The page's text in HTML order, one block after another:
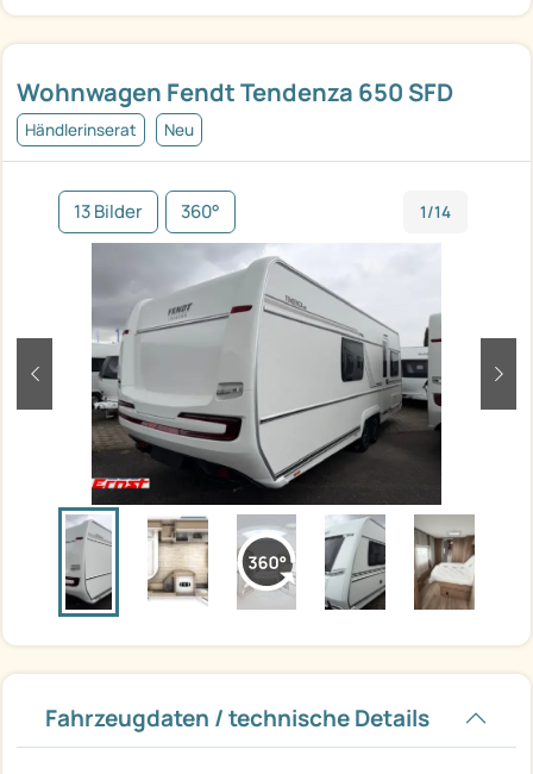
Wohnwagen Fendt Tendenza 650 SFD
Händlerinserat Neu
13 Bilder 360° 1/14
zurück
Fahrzeugdaten / technische Details